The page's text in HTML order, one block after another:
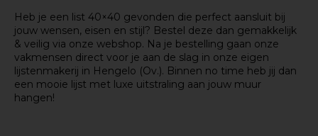
Heb je een list 40×40 gevonden die perfect aansluit bij
jouw wensen, eisen en stijl? Bestel deze dan gemakkelijk
& veilig via onze webshop. Na je bestelling gaan onze
vakmensen direct voor je aan de slag in onze eigen
lijstenmakerij in Hengelo (Ov.). Binnen no time heb jij dan
een mooie lijst met luxe uitstraling aan jouw muur
hangen!